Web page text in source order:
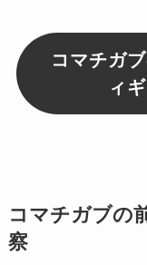
コマチガ
ィ
コマチガブの
察